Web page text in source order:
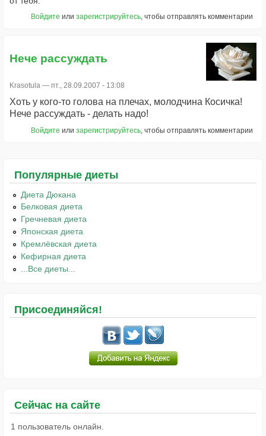
Войдите или зарегистрируйтесь, чтобы отправлять комментарии
Нече рассуждать
Krasotula — пт., 28.09.2007 - 13:08
Хоть у кого-то голова на плечах, молодчина Косичка!
Нече рассуждать - делать надо!
Войдите или зарегистрируйтесь , чтобы отправлять комментарии
Популярные диеты
Диета Дюкана
Белковая диета
Гречневая диета
Японская диета
Кремлёвская диета
Кефирная диета
...Все диеты...
Присоединяйся!
Сейчас на сайте
1 пользователь онлайн.